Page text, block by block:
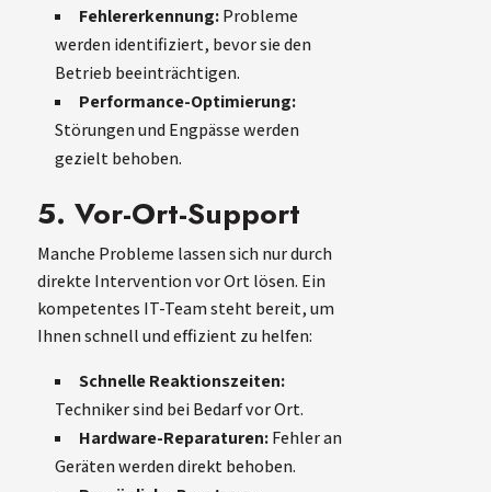
Fehlererkennung:Probleme
werden identifiziert, bevor sie den
Betrieb beeinträchtigen.
Performance-Optimierung:
Störungen und Engpässe werden
gezielt behoben.
5. Vor-Ort-Support
Manche Probleme lassen sich nur durch
direkte Intervention vor Ort lösen. Ein
kompetentes IT-Team steht bereit, um
Ihnen schnell und effizient zu helfen:
Schnelle Reaktionszeiten:
Techniker sind bei Bedarf vor Ort.
Hardware-Reparaturen:Fehler an
Geräten werden direkt behoben.